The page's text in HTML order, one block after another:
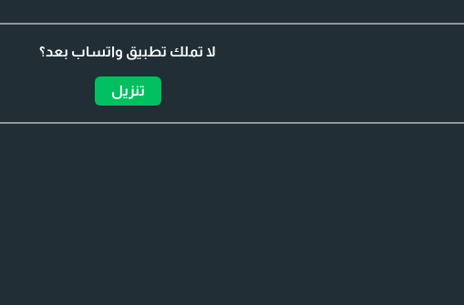
لا تملك تطبيق واتساب بعد؟
تنزيل